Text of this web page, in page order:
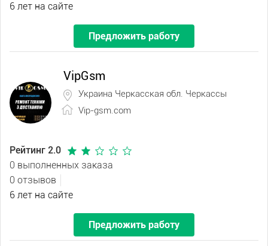
6 лет на сайте
Предложить работу
VipGsm
Украина Черкасская обл. Черкассы
Vip-gsm.com
Рейтинг 2.0
0 выполненных заказа
0 отзывов
6 лет на сайте
Предложить работу